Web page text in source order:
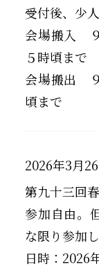
受付後、少
会場搬入
５時頃まで
会場搬出
頃まで
2026年3月
第九十三回
参加自由。
な限り参加
日時：